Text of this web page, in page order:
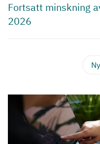
Fortsatt minskning
2026